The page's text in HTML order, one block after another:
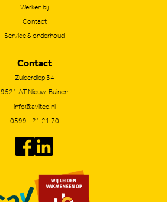
Werken bij
Contact
Service & onderhoud
Contact
Zuiderdiep 34
9521 AT Nieuw-Buinen
info@avitec.nl
0599 - 21 21 70